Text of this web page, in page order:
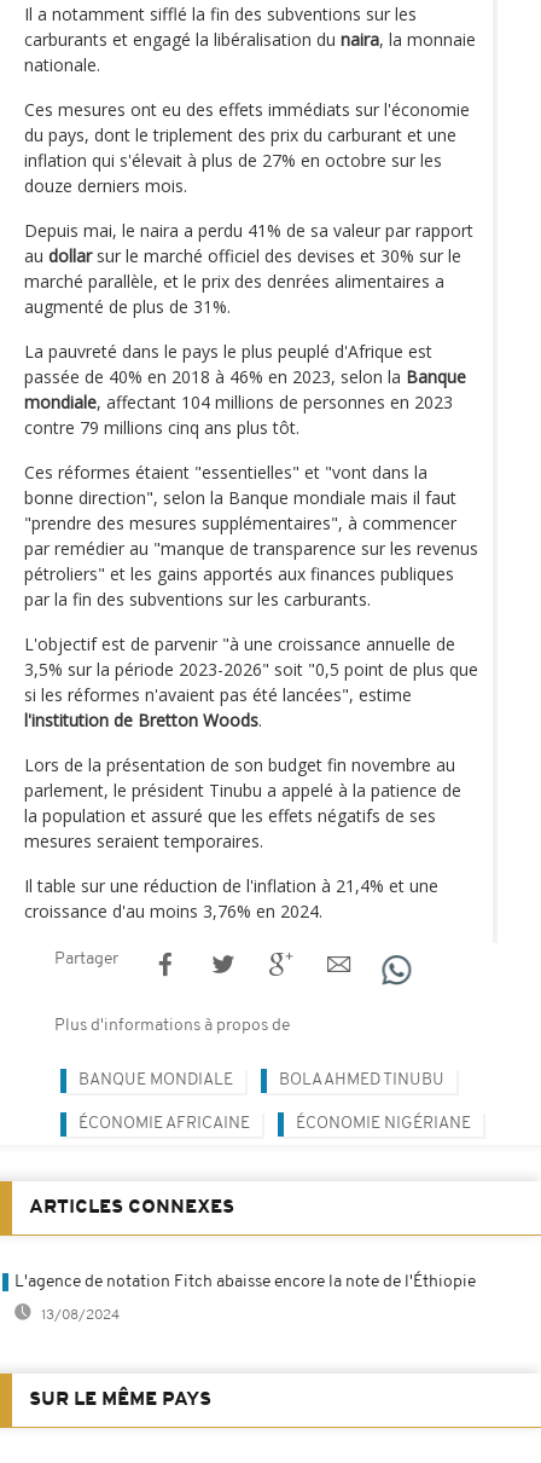
Il a notamment sifflé la fin des subventions sur les
carburants et engagé la libéralisation du naira, la monnaie
nationale.
Ces mesures ont eu des effets immédiats sur l'économie
du pays, dont le triplement des prix du carburant et une
inflation qui s'élevait à plus de 27% en octobre sur les
douze derniers mois.
Depuis mai, le naira a perdu 41% de sa valeur par rapport
au dollarsur le marché officiel des devises et 30% sur le
marché parallèle, et le prix des denrées alimentaires a
augmenté de plus de 31%.
La pauvreté dans le pays le plus peuplé d'Afrique est
passée de 40% en 2018 à 46% en 2023, selon la Banque
mondiale, affectant 104 millions de personnes en 2023
contre 79 millions cinq ans plus tôt.
Ces réformes étaient "essentielles" et "vont dans la
bonne direction", selon la Banque mondiale mais il faut
"prendre des mesures supplémentaires", à commencer
par remédier au "manque de transparence sur les revenus
pétroliers" et les gains apportés aux finances publiques
par la fin des subventions sur les carburants.
L'objectif est de parvenir "à une croissance annuelle de
3,5% sur la période 2023-2026" soit "0,5 point de plus que
si les réformes n'avaient pas été lancées", estime
l'institution de Bretton Woods.
Lors de la présentation de son budget fin novembre au
parlement, le président Tinubu a appelé à la patience de
la population et assuré que les effets négatifs de ses
mesures seraient temporaires.
Il table sur une réduction de l'inflation à 21,4% et une
croissance d'au moins 3,76% en 2024.
Partager
Plus d'informations à propos de
BANQUE MONDIALE BOLA AHMED TINUBU
ÉCONOMIE AFRICAINE ÉCONOMIE NIGÉRIANE
ARTICLES CONNEXES
L'agence de notation Fitch abaisse encore la note de l'Éthiopie
13/08/2024
SUR LE MÊME PAYS